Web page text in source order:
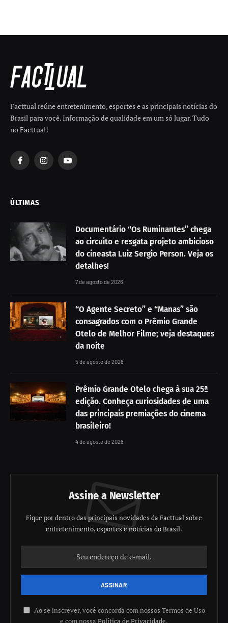
Facttual reúne entretenimento, esportes e as principais notícias do
Brasil para você. Informação de qualidade em um só lugar. Tudo
no Facttual!
FacebookInstagramYouTube
ÚLTIMAS
Documentário “Os Ruminantes” chega
ao circuito e resgata projeto ambicioso
do cineasta Luiz Sergio Person. Veja os
detalhes!
7 de agosto de 2026
“O Agente Secreto” e “Manas” são
consagrados com o Prêmio Grande
Otelo de Melhor Filme; veja destaques
da noite
5 de agosto de 2026
Prêmio Grande Otelo chega à sua 25ª
edição. Conheça curiosidades de uma
das principais premiações do cinema
brasileiro!
4 de agosto de 2026
Assine a Newsletter
Fique por dentro das principais novidades da Facttual sobre
entretenimento, esportes e notícias do Brasil.
Ao se inscrever, você concorda com nossos Termos de Uso
e com nossa Política de Privacidade.